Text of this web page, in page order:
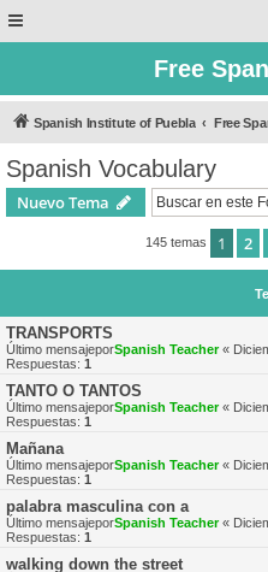
Free
Spanish Institute of Puebla Free
Spanish Vocabulary
Nuevo Tema
145 temas 1 2
TRANSPORTS
Último mensajeporSpanish Teacher«
Respuestas: 1
TANTO O TANTOS
Último mensajeporSpanish Teacher«
Respuestas: 1
Mañana
Último mensajeporSpanish Teacher«
Respuestas: 1
palabra masculina con a
Último mensajeporSpanish Teacher«
Respuestas: 1
walking down the street